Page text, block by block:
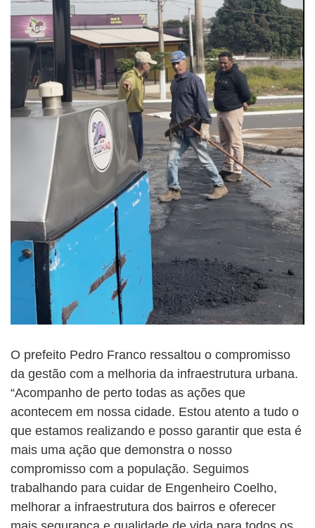
O prefeito Pedro Franco ressaltou o compromisso
da gestão com a melhoria da infraestrutura urbana.
“Acompanho de perto todas as ações que
acontecem em nossa cidade. Estou atento a tudo o
que estamos realizando e posso garantir que esta é
mais uma ação que demonstra o nosso
compromisso com a população. Seguimos
trabalhando para cuidar de Engenheiro Coelho,
melhorar a infraestrutura dos bairros e oferecer